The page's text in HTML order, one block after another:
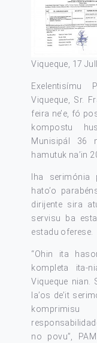
Viqueque, 17
Exelentisímu
Viqueque, Sr.
feira ne’e, fó
kompostu
Munisipál 36
hamutuk na’in
Iha serimónia
hato’o
dirijente sira
servisu ba
estadu oferese.
“Ohin ita
kompleta ita-
Viqueque nian.
la’os de’it
no povu”,